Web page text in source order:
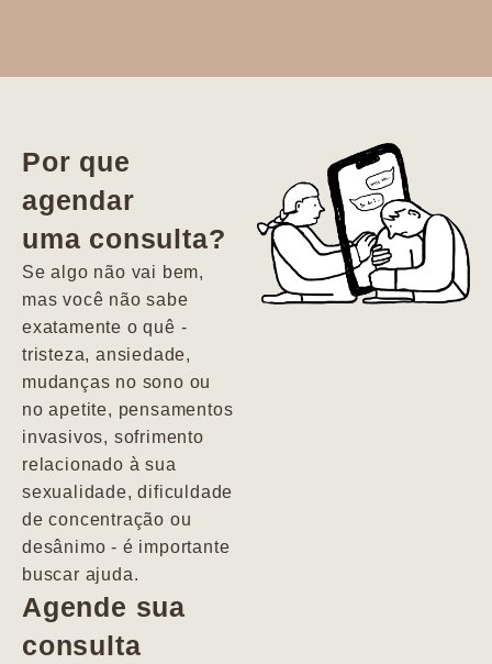
vida. Ela me
encontrou num
estado misto de
depressão e
agitação com
pensamentos
Por que
agendar
uma consulta?
Se algo não vai bem,
mas você não sabe
exatamente o quê -
tristeza, ansiedade,
mudanças no sono ou
no apetite, pensamentos
invasivos, sofrimento
relacionado à sua
sexualidade, dificuldade
de concentração ou
desânimo - é importante
buscar ajuda.
Agende sua
consulta